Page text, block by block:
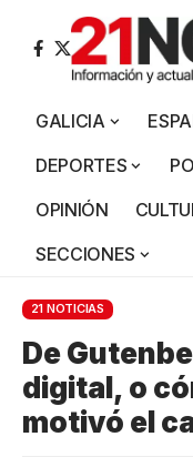
GALICIA
DEPORTES
OPINIÓN
SECCIONES
21 NOTICIAS
De
digital, o
motivó el